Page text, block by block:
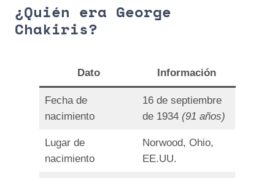
¿Quién era George
Chakiris?
Dato Información
Fecha de
nacimiento
16 de septiembre
de 1934(91 años)
Lugar de
nacimiento
Norwood, Ohio,
EE.UU.